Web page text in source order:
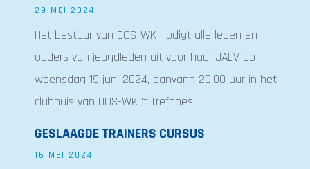
29 MEI 2024
Het bestuur van DOS-WK nodigt alle leden en
ouders van jeugdleden uit voor haar JALV op
woensdag 19 juni 2024, aanvang 20:00 uur in het
clubhuis van DOS-WK ’t Trefhoes.
GESLAAGDE TRAINERS CURSUS
16 MEI 2024